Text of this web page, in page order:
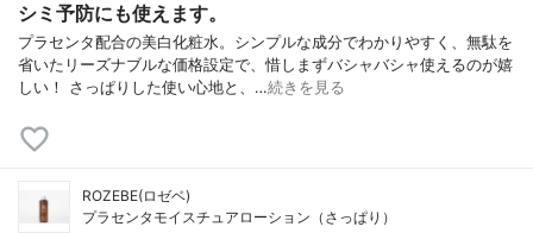
シミ予防にも使えます。
プラセンタ配合の美白化粧水。シンプルな成分でわかりやすく、無駄を
省いたリーズナブルな価格設定で、惜しまずバシャバシャ使えるのが嬉
しい！ さっぱりした使い心地と、…続きを見る
ROZEBE(ロゼベ)
プラセンタモイスチュアローション（さっぱり）